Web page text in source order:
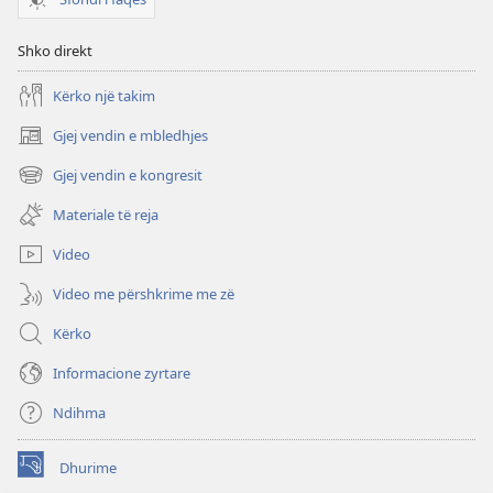
Shko direkt
Kërko një takim
Gjej vendin e mbledhjes
(hap
dritare
të
re)
Gjej vendin e kongresit
(hap
dritare
të
re)
Materiale të reja
Video
Video me përshkrime me zë
Kërko
Informacione zyrtare
Ndihma
Dhurime
(hap